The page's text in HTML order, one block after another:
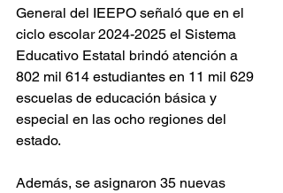
General del IEEPO señaló que en el
ciclo escolar 2024-2025 el Sistema
Educativo Estatal brindó atención a
802 mil 614 estudiantes en 11 mil 629
escuelas de educación básica y
especial en las ocho regiones del
estado.
Además, se asignaron 35 nuevas